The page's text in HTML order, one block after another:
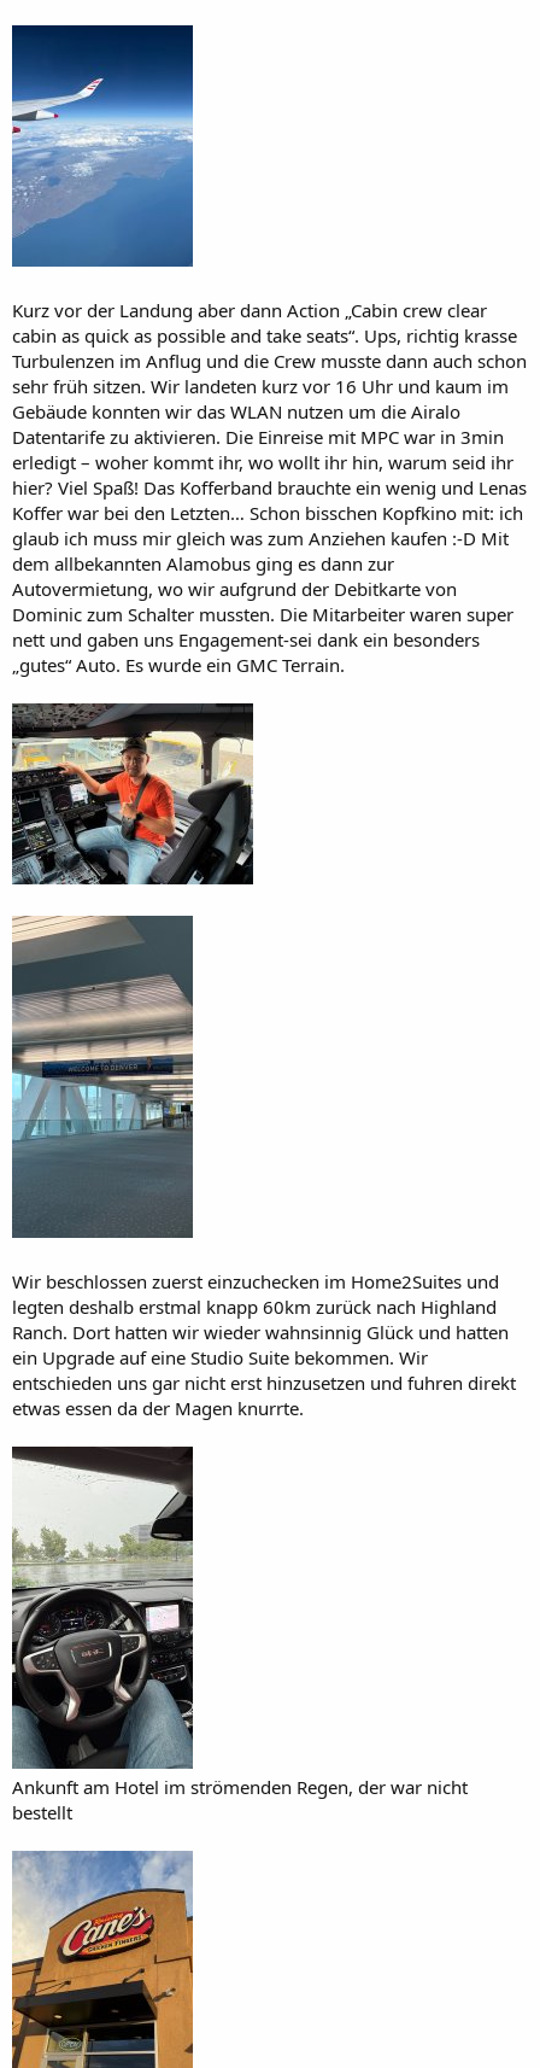
Kurz vor der Landung aber dann Action „Cabin crew clear
cabin as quick as possible and take seats“. Ups, richtig krasse
Turbulenzen im Anflug und die Crew musste dann auch schon
sehr früh sitzen. Wir landeten kurz vor 16 Uhr und kaum im
Gebäude konnten wir das WLAN nutzen um die Airalo
Datentarife zu aktivieren. Die Einreise mit MPC war in 3min
erledigt – woher kommt ihr, wo wollt ihr hin, warum seid ihr
hier? Viel Spaß! Das Kofferband brauchte ein wenig und Lenas
Koffer war bei den Letzten… Schon bisschen Kopfkino mit: ich
glaub ich muss mir gleich was zum Anziehen kaufen :-D Mit
dem allbekannten Alamobus ging es dann zur
Autovermietung, wo wir aufgrund der Debitkarte von
Dominic zum Schalter mussten. Die Mitarbeiter waren super
nett und gaben uns Engagement-sei dank ein besonders
„gutes“ Auto. Es wurde ein GMC Terrain.
Wir beschlossen zuerst einzuchecken im Home2Suites und
legten deshalb erstmal knapp 60km zurück nach Highland
Ranch. Dort hatten wir wieder wahnsinnig Glück und hatten
ein Upgrade auf eine Studio Suite bekommen. Wir
entschieden uns gar nicht erst hinzusetzen und fuhren direkt
etwas essen da der Magen knurrte.
Ankunft am Hotel im strömenden Regen, der war nicht
bestellt